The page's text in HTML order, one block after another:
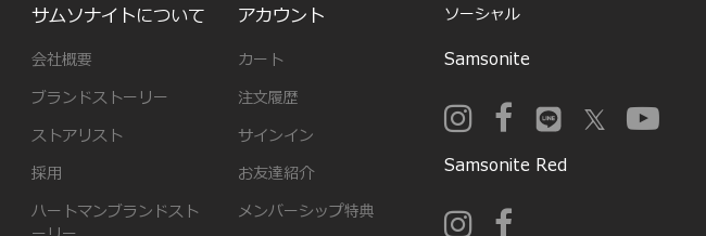
サムソナイトについて
会社概要
ブランドストーリー
ストアリスト
採用
ハートマンブランドスト
アカウント
カート
注文履歴
サインイン
お友達紹介
メンバーシップ特典
ソーシャル
Samsonite
Samsonite Red